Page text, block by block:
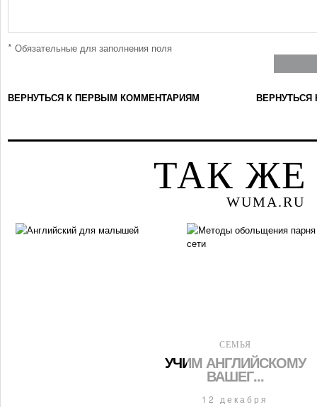
* Обязательные для заполнения поля
ВЕРНУТЬСЯ К ПЕРВЫМ КОММЕНТАРИЯМ ВЕРНУТЬСЯ
ТАК
WUMA.RU
СЕМЬЯ
УЧИМ АНГЛИЙСКОМУ
ВАШЕГ...
12 декабря